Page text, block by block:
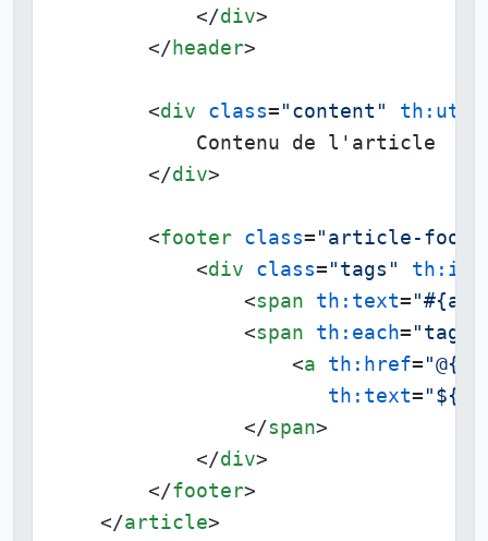
</div>
</ header>
<div class= "content"
            Contenu de l'article
</div>
<footer class= "article-
<div class= "tags" th:if
<span th:text=
<span th:each= "tag :
<a th:href= "@{/
th:text=
</span>
</div>
</footer>
</article>